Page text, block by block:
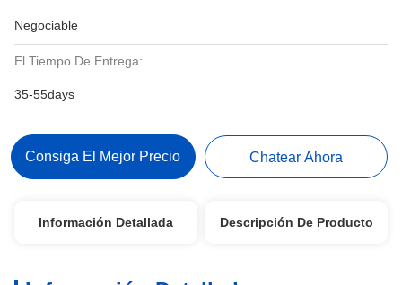
Negociable
El Tiempo De Entrega:
35-55days
Consiga El Mejor Precio Chatear Ahora
Información Detallada Descripción De Producto